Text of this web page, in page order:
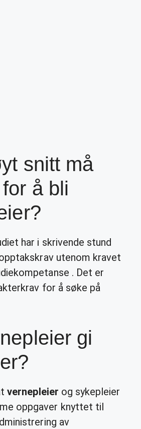
snitt må
å bli
har i skrivende stund
utenom kravet
. Det er
for å søke på
gi
vernepleier og sykepleier
oppgaver knyttet til
av